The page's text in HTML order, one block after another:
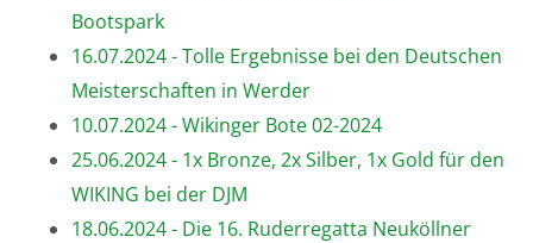
Bootspark
16.07.2024 - Tolle Ergebnisse bei den Deutschen
Meisterschaften in Werder
10.07.2024 - Wikinger Bote 02-2024
25.06.2024 - 1x Bronze, 2x Silber, 1x Gold für den
WIKING bei der DJM
18.06.2024 - Die 16. Ruderregatta Neuköllner